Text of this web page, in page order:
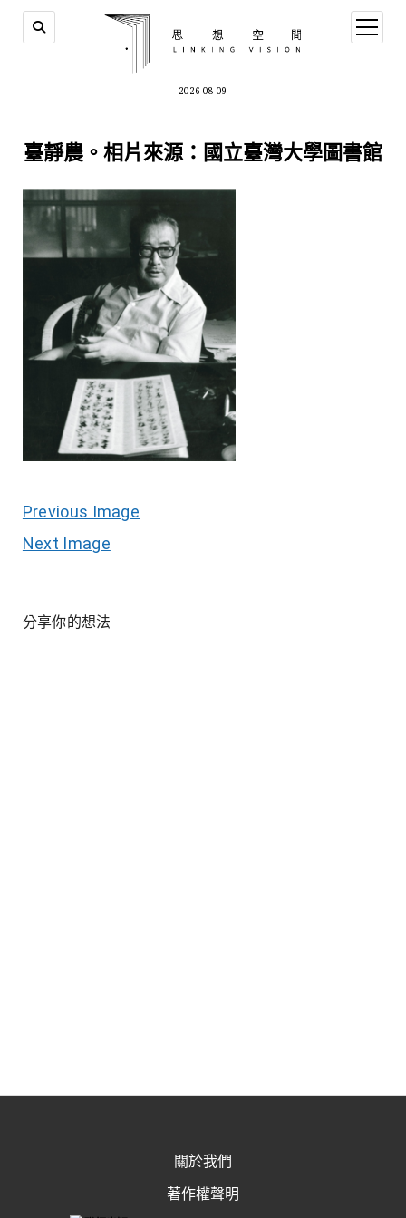
2026-08-09
open
menu
臺靜農。相片來源：國立臺灣大學圖書館
Previous Image
Next Image
分享你的想法
關於我們
著作權聲明